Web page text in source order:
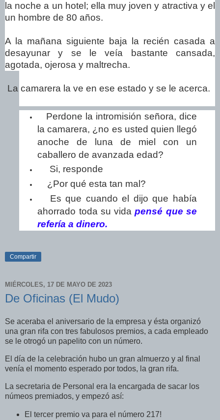
la noche a un hotel; ella muy joven y atractiva y el
un hombre de 80 años.
A la mañana siguiente baja la recién casada a
desayunar y se le veía bastante cansada,
agotada, ojerosa y maltrecha.
La camarera la ve en ese estado y se le acerca.
Perdone la intromisión señora, dice
la camarera, ¿no es usted quien llegó
anoche de luna de miel con un
caballero de avanzada edad?
Si, responde
¿Por qué esta tan mal?
Es que cuando el dijo que había
ahorrado toda su vidapensé que se
refería a dinero.
Compartir
MIÉRCOLES, 17 DE MAYO DE 2023
De Oficinas (El Mudo)
Se aceraba el aniversario de la empresa y ésta organizó
una gran rifa con tres fabulosos premios, a cada empleado
se le otrogó un papelito con un número.
El día de la celebración hubo un gran almuerzo y al final
venía el momento esperado por todos, la gran rifa.
La secretaria de Personal era la encargada de sacar los
númeos premiados, y empezó así:
El tercer premio va para el número 217!